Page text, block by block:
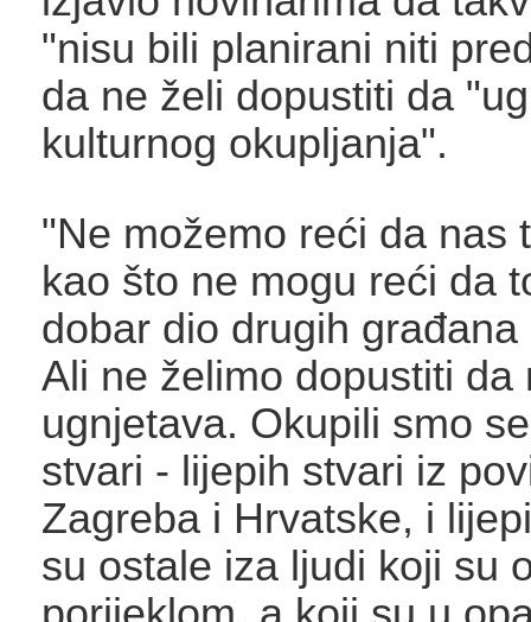
"nisu bili planirani niti
da ne želi dopustiti da
kulturnog okupljanja".
"Ne možemo reći da nas
kao što ne mogu reći da
dobar dio drugih
Ali ne želimo dopustiti da
ugnjetava. Okupili smo
stvari - lijepih stvari iz
Zagreba i Hrvatske, i
su ostale iza ljudi koji su